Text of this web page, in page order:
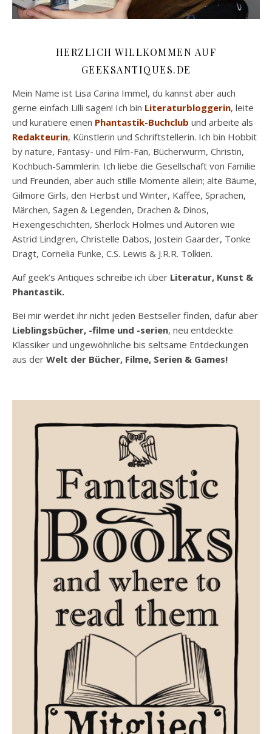
HERZLICH WILLKOMMEN AUF
GEEKSANTIQUES.DE
Mein Name ist Lisa Carina Immel, du kannst aber auch
gerne einfach Lilli sagen! Ich bin Literaturbloggerin, leite
und kuratiere einen Phantastik-Buchclub und arbeite als
Redakteurin, Künstlerin und Schriftstellerin. Ich bin Hobbit
by nature, Fantasy- und Film-Fan, Bücherwurm, Christin,
Kochbuch-Sammlerin. Ich liebe die Gesellschaft von Familie
und Freunden, aber auch stille Momente allein; alte Bäume,
Gilmore Girls, den Herbst und Winter, Kaffee, Sprachen,
Märchen, Sagen & Legenden, Drachen & Dinos,
Hexengeschichten, Sherlock Holmes und Autoren wie
Astrid Lindgren, Christelle Dabos, Jostein Gaarder, Tonke
Dragt, Cornelia Funke, C.S. Lewis & J.R.R. Tolkien.
Auf geek’s Antiques schreibe ich über Literatur, Kunst &
Phantastik.
Bei mir werdet ihr nicht jeden Bestseller finden, dafür aber
Lieblingsbücher, -filme und -serien, neu entdeckte
Klassiker und ungewöhnliche bis seltsame Entdeckungen
aus der Welt der Bücher, Filme, Serien & Games!